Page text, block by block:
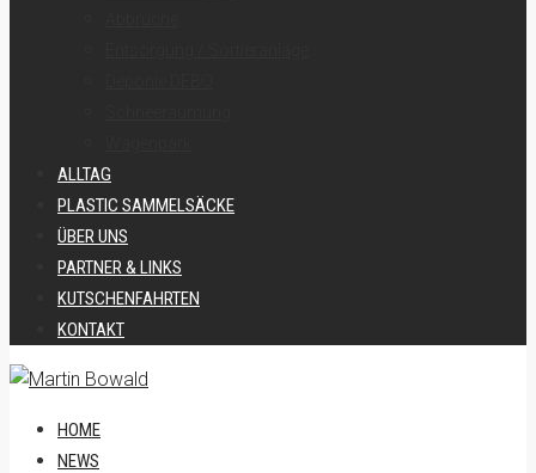
ALLTAG
PLASTIC SAMMELSÄCKE
ÜBER UNS
PARTNER & LINKS
KUTSCHENFAHRTEN
KONTAKT
HOME
NEWS